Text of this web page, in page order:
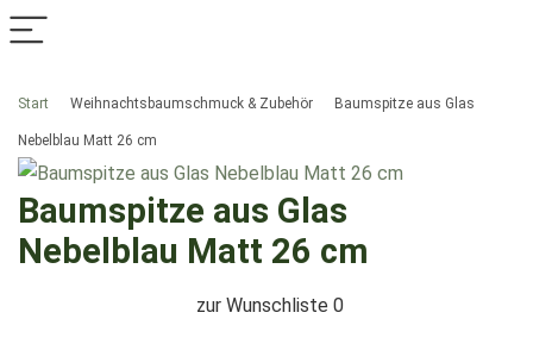
Start Weihnachtsbaumschmuck & Zubehör Baumspitze aus Glas
Nebelblau Matt 26 cm
Baumspitze aus Glas
Nebelblau Matt 26 cm
zur Wunschliste 0